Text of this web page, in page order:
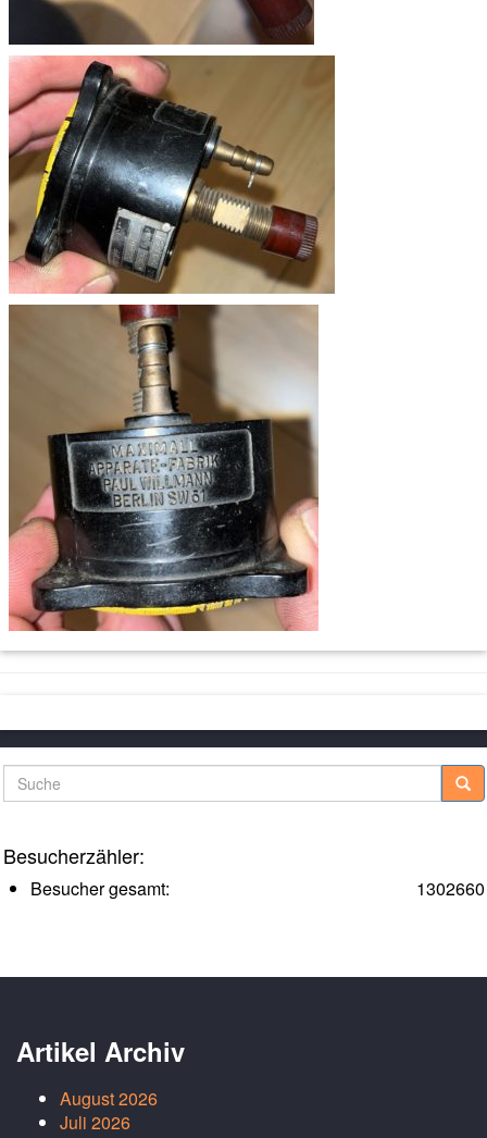
Suche
Besucherzähler:
1302660
Besucher gesamt:
Artikel Archiv
August 2026
Juli 2026